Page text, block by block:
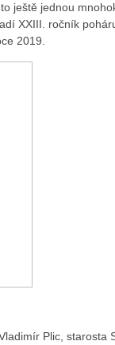
ještě jednou
XXIII. ročník
2019.
Plic, starosta